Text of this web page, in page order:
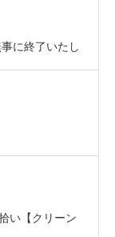
に終了いたし
い【クリーン